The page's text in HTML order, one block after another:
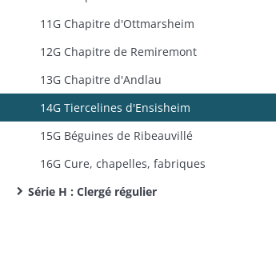
11G Chapitre d'Ottmarsheim
12G Chapitre de Remiremont
13G Chapitre d'Andlau
14G Tiercelines d'Ensisheim
15G Béguines de Ribeauvillé
16G Cure, chapelles, fabriques
Série H : Clergé régulier